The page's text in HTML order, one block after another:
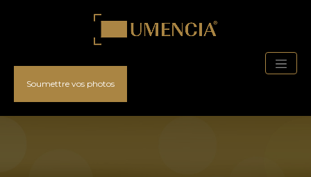
Soumettre vos photos